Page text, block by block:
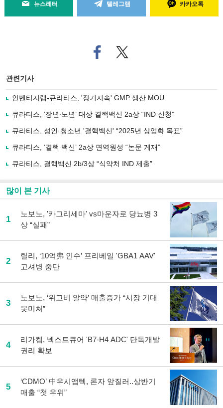
뉴스레터 텔레그램 카카오톡
페
이
로
기
사
유
기
트위
터로
관련기사
인벤티지랩-큐라티스, '장기지속' GMP 생산 MOU
큐라티스, ‘장년∙노년’ 대상 결핵백신 2a상 “IND 신청”
큐라티스, 성인·청소년 '결핵백신' “2025년 상업화 목표”
큐라티스, ‘결핵 백신’ 2a상 면역원성 “논문 게재”
큐라티스, 결핵백신 2b/3상 “식약처 IND 제출”
많이 본 기사
1
노보노, '카그리세마' vs마운자로 당뇨병 3
상 “실패”
2
릴리, ‘10억弗 인수’ 프리베일 'GBA1 AAV'
고셔병 중단
3
노보노, ‘위고비 알약’ 매출증가 “시장 기대
못미쳐”
4
리가켐, 넥스트큐어 'B7-H4 ADC' 단독개발
권리 확보
5
‘CDMO’ 中우시앱텍, 론자 앞질러..상반기
매출 “첫 우위”